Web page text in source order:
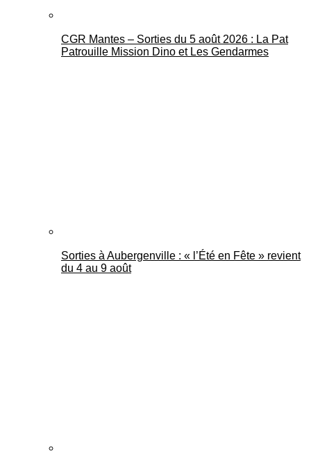
CGR Mantes – Sorties du 5 août 2026 : La Pat
Patrouille Mission Dino et Les Gendarmes
Sorties à Aubergenville : « l’Été en Fête » revient
du 4 au 9 août